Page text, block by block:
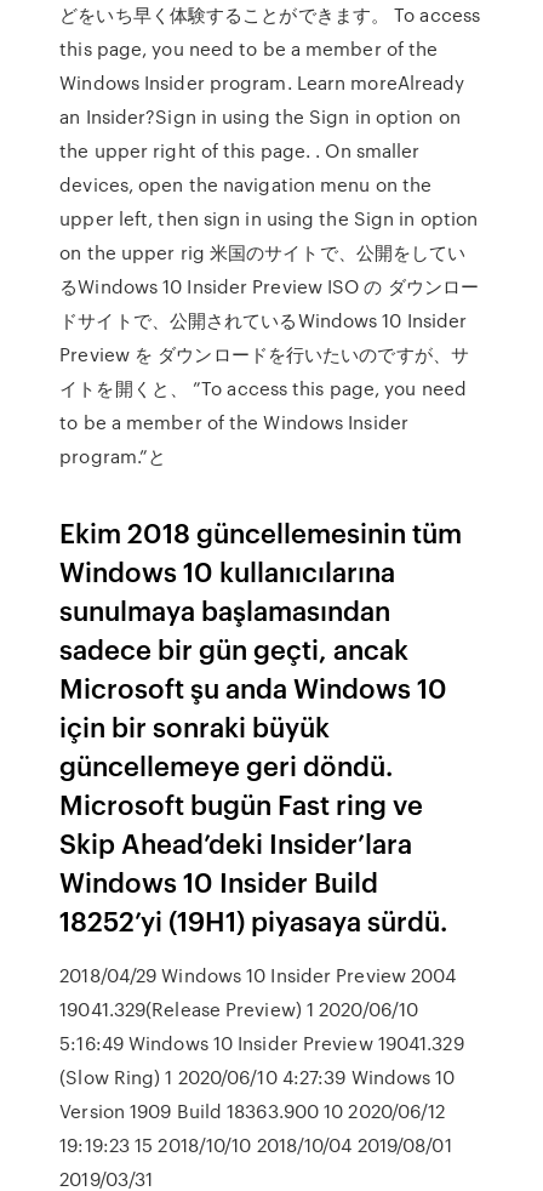
どをいち早く体験することができます。 To access
this page, you need to be a member of the
Windows Insider program. Learn moreAlready
an Insider?Sign in using the Sign in option on
the upper right of this page. . On smaller
devices, open the navigation menu on the
upper left, then sign in using the Sign in option
on the upper rig 米国のサイトで、公開をしてい
るWindows 10 Insider Preview ISO の ダウンロー
ドサイトで、公開されているWindows 10 Insider
Preview を ダウンロードを行いたいのですが、サ
イトを開くと、 ”To access this page, you need
to be a member of the Windows Insider
program.”と
Ekim 2018 güncellemesinin tüm
Windows 10 kullanıcılarına
sunulmaya başlamasından
sadece bir gün geçti, ancak
Microsoft şu anda Windows 10
için bir sonraki büyük
güncellemeye geri döndü.
Microsoft bugün Fast ring ve
Skip Ahead’deki Insider’lara
Windows 10 Insider Build
18252’yi (19H1) piyasaya sürdü.
2018/04/29 Windows 10 Insider Preview 2004
19041.329(Release Preview) 1 2020/06/10
5:16:49 Windows 10 Insider Preview 19041.329
(Slow Ring) 1 2020/06/10 4:27:39 Windows 10
Version 1909 Build 18363.900 10 2020/06/12
19:19:23 15 2018/10/10 2018/10/04 2019/08/01
2019/03/31